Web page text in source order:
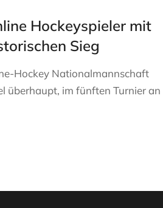
Hockeyspieler mit
Sieg
Hockey Nationalmannschaft
überhaupt, im fünften Turnier an